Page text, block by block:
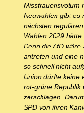
Misstrauensvotum
Neuwahlen gibt es
nächsten
Wahlen 2029
Denn die AfD wäre
antreten und eine
so schnell nicht
Union dürfte keine
rot-grüne Republik
zerschlagen.
SPD von ihren